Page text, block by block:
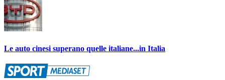
Le auto cinesi superano quelle italiane...in Italia